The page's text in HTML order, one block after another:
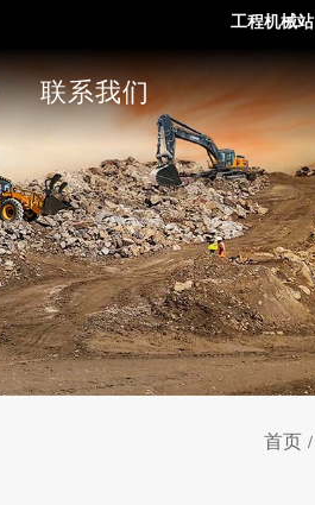
工程机械站
联系我们
首页 /